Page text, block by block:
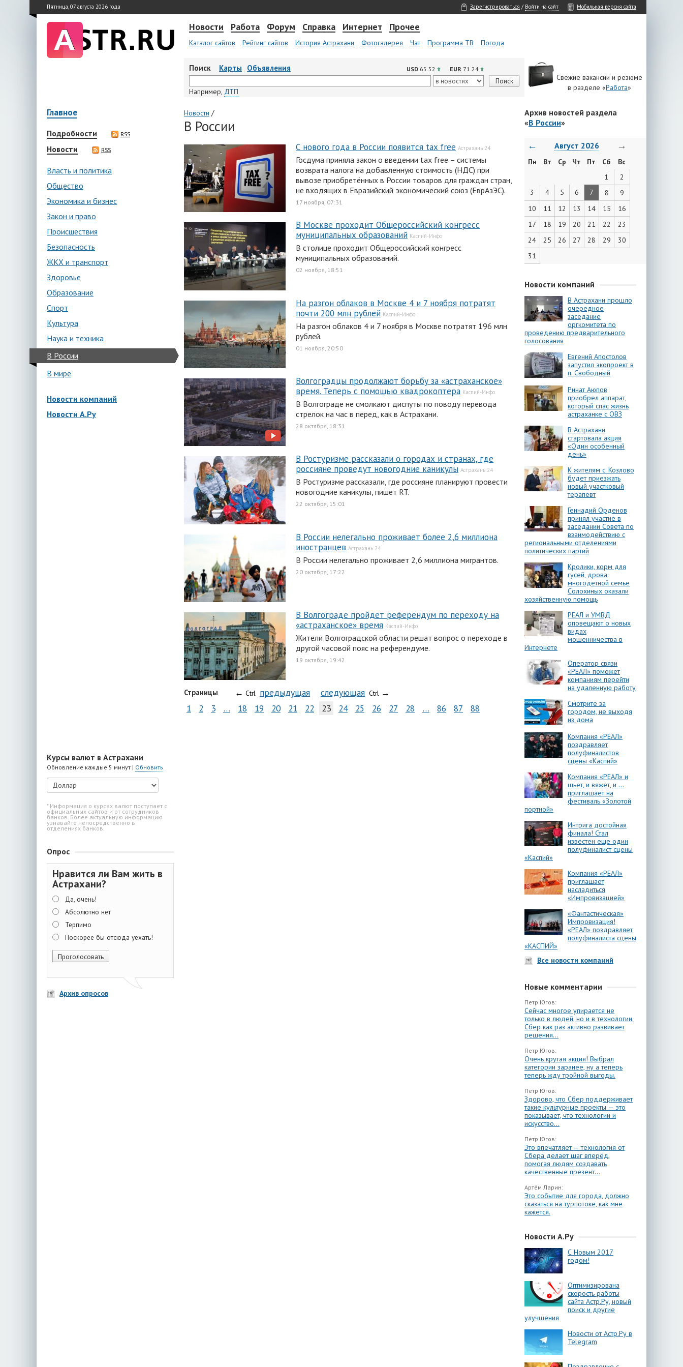
Пятница, 07 августа 2026 года Зарегистрироваться / Войти на сайт Мобильная версия сайта
Новости Работа Форум Справка Интернет Прочее
Каталог сайтов Рейтинг сайтов История Астрахани Фотогалерея Чат Программа ТВ Погода
Поиск Карты Объявления USD 65.52 EUR 71.24
Например, ДТП
Свежие вакансии и резюме
в разделе «Работа»
Главное
Подробности RSS
Новости RSS
Власть и политика
Общество
Экономика и бизнес
Закон и право
Происшествия
Безопасность
ЖКХ и транспорт
Здоровье
Образование
Спорт
Культура
Наука и техника
В России
В мире
Новости компаний
Новости А.Ру
Курсы валют в Астрахани
Обновление каждые 5 минут | Обновить
* Информация о курсах валют поступает с
официальных сайтов и от сотрудников
банков. Более актуальную информацию
узнавайте непосредственно в
отделениях банков.
Опрос
Нравится ли Вам жить в
Астрахани?
Да, очень!
Абсолютно нет
Терпимо
Поскорее бы отсюда уехать!
Архив опросов
Новости /
В России
С нового года в России появится tax free Астрахань 24
Госдума приняла закон о введении tax free – системы
возврата налога на добавленную стоимость (НДС) при
вывозе приобретённых в России товаров для граждан стран,
не входящих в Евразийский экономический союз (ЕврАзЭС).
17 ноября, 07:31
В Москве проходит Общероссийский конгресс
муниципальных образований Каспий-Инфо
В столице проходит Общероссийский конгресс
муниципальных образований.
02 ноября, 18:51
На разгон облаков в Москве 4 и 7 ноября потратят
почти 200 млн рублей Каспий-Инфо
На разгон облаков 4 и 7 ноября в Москве потратят 196 млн
рублей.
01 ноября, 20:50
Волгоградцы продолжают борьбу за «астраханское»
время. Теперь с помощью квадрокоптера Каспий-Инфо
В Волгограде не смолкают диспуты по поводу перевода
стрелок на час в перед, как в Астрахани.
28 октября, 18:31
В Ростуризме рассказали о городах и странах, где
россияне проведут новогодние каникулы Астрахань 24
В Ростуризме рассказали, где россияне планируют провести
новогодние каникулы, пишет RT.
22 октября, 15:01
В России нелегально проживает более 2,6 миллиона
иностранцев Астрахань 24
В России нелегально проживает 2,6 миллиона мигрантов.
20 октября, 17:22
В Волгограде пройдет референдум по переходу на
«астраханское» время Каспий-Инфо
Жители Волгоградской области решат вопрос о переходе в
другой часовой пояс на референдуме.
19 октября, 19:42
Страницы ← Ctrl предыдущая следующая Ctrl →
1
2 3 … 18 19 20 21 22 23 24 25 26 27 28 … 86 87 88
Архив новостей раздела
«В России»
← Август 2026 →
Пн Вт Ср Чт Пт Сб
Вс
1
2
3
4 5 6 7 8
9
10
11 12 13 14 15
16
17
18 19 20 21 22
23
24
25 26 27 28 29
30
31
Новости компаний
В Астрахани прошло
очередное
заседание
оргкомитета по
проведению предварительного
голосования
Евгений Апостолов
запустил экопроект в
п. Свободный
Ринат Аюпов
приобрел аппарат,
который спас жизнь
астраханке с ОВЗ
В Астрахани
стартовала акция
«Один особенный
день»
К жителям с. Козлово
будет приезжать
новый участковый
терапевт
Геннадий Орденов
принял участие в
заседании Совета по
взаимодействию с
региональными отделениями
политических партий
Кролики, корм для
гусей, дрова:
многодетной семье
Солохиных оказали
хозяйственную помощь
РЕАЛ и УМВД
оповещают о новых
видах
мошенничества в
Интернете
Оператор связи
«РЕАЛ» поможет
компаниям перейти
на удаленную работу
Смотрите за
городом, не выходя
из дома
Компания «РЕАЛ»
поздравляет
полуфиналистов
сцены «Каспий»
Компания «РЕАЛ» и
шьет, и вяжет, и …
приглашает на
фестиваль «Золотой
портной»
Интрига достойная
финала! Стал
известен еще один
полуфиналист сцены
«Каспий»
Компания «РЕАЛ»
приглашает
насладиться
«Импровизацией»
«Фантастическая»
Импровизация!
«РЕАЛ» поздравляет
полуфиналиста сцены
«КАСПИЙ»
Все новости компаний
Новые комментарии
Петр Югов:
Сейчас многое упирается не
только в людей, но и в технологии.
Сбер как раз активно развивает
решения...
Петр Югов:
Очень крутая акция! Выбрал
категории заранее, ну а теперь
теперь жду тройной выгоды.
Петр Югов:
Здорово, что Сбер поддерживает
такие культурные проекты — это
показывает, что технологии и
искусство...
Петр Югов:
Это впечатляет — технология от
Сбера делает шаг вперёд,
помогая людям создавать
качественные презент...
Артём Ларин:
Это событие для города, должно
сказаться на турпотоке, как мне
кажется.
Новости А.Ру
С Новым 2017
годом!
Оптимизирована
скорость работы
сайта Астр.Ру, новый
поиск и другие
улучшения
Новости от Астр.Ру в
Telegram